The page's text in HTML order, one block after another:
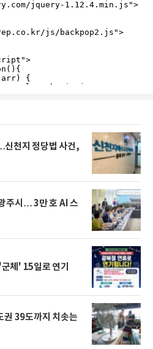
천지 정당법 사건,
주시… 3만 호 AI 스
체' 15일로 연기
39도까지 치솟는